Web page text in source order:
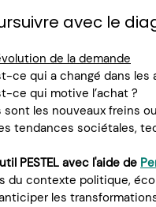
avec le
de la demande
ce qui a changé dans
ce qui motive l’achat ?
sont les nouveaux freins
tendances sociétales,
PESTEL avec l'aide de
du contexte politique,
les